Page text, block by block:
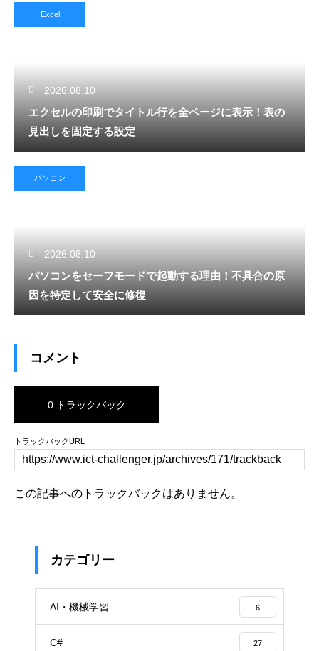
Excel
2026.08.10
エクセルの印刷でタイトル行を全ページに表示！表の
見出しを固定する設定
パソコン
2026.08.10
パソコンをセーフモードで起動する理由！不具合の原
因を特定して安全に修復
コメント
0 トラックバック
トラックバックURL
この記事へのトラックバックはありません。
カテゴリー
AI・機械学習 6
C# 27